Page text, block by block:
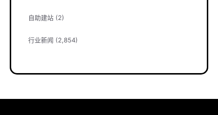
自助建站 (2)
行业新闻 (2,854)